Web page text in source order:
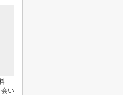
い